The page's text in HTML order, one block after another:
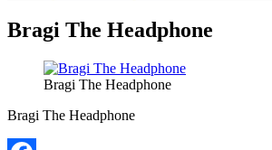
Bragi The Headphone
Bragi The Headphone
Bragi The Headphone